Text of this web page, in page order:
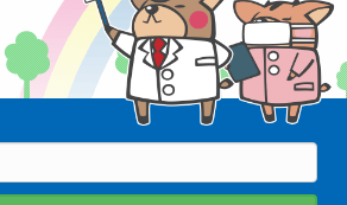
70038医院
登録中!